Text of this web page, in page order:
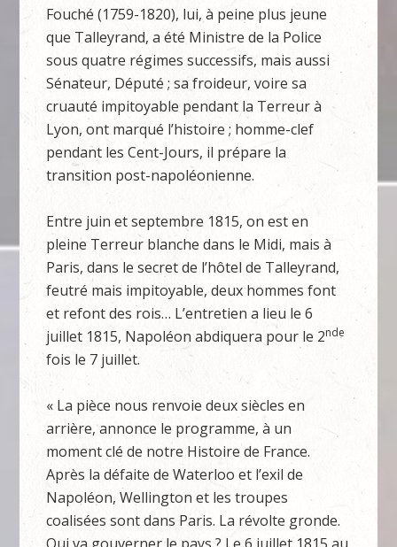
Fouché (1759-1820), lui, à peine plus jeune
que Talleyrand, a été Ministre de la Police
sous quatre régimes successifs, mais aussi
Sénateur, Député ; sa froideur, voire sa
cruauté impitoyable pendant la Terreur à
Lyon, ont marqué l’histoire ; homme-clef
pendant les Cent-Jours, il prépare la
transition post-napoléonienne.
Entre juin et septembre 1815, on est en
pleine Terreur blanche dans le Midi, mais à
Paris, dans le secret de l’hôtel de Talleyrand,
feutré mais impitoyable, deux hommes font
et refont des rois… L’entretien a lieu le 6
juillet 1815, Napoléon abdiquera pour le 2nde
fois le 7 juillet.
« La pièce nous renvoie deux siècles en
arrière, annonce le programme, à un
moment clé de notre Histoire de France.
Après la défaite de Waterloo et l’exil de
Napoléon, Wellington et les troupes
coalisées sont dans Paris. La révolte gronde.